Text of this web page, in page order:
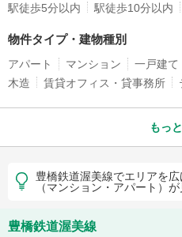
駅徒歩5分以内 駅徒歩10分以内
物件タイプ・建物種別
アパート マンション 一戸建て
木造
賃貸オフィス・貸事務所
もっ
豊橋鉄道渥美線でエリアを
（マンション・アパート）
豊橋鉄道渥美線